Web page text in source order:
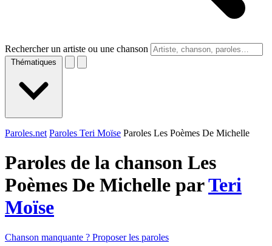
Rechercher un artiste ou une chanson
Thématiques
Paroles.net Paroles Teri Moïse Paroles Les Poèmes De Michelle
Paroles de la chanson Les
Poèmes De Michelle parTeri
Moïse
Chanson manquante ? Proposer les paroles